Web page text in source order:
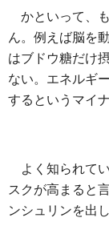
かといって、
ん。例えば脳を
はブドウ糖だけ
ない。エネルギ
するというマイ
よく知られて
スクが高まると
ンシュリンを出